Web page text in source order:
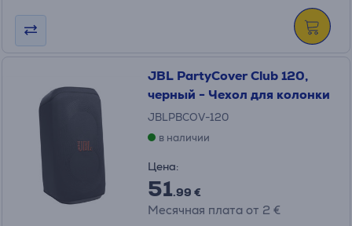
JBL PartyCover Club 120,
черный - Чехол для колонки
JBLPBCOV-120
в наличии
Цена:
51.99 €
Месячная плата от 2 €